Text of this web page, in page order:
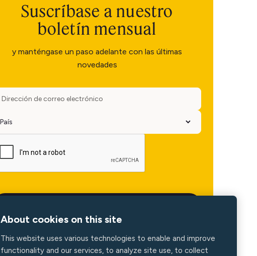
Suscríbase a nuestro
boletín mensual
y manténgase un paso adelante con las últimas
novedades
About cookies on this site
This website uses various technologies to enable and improve
functionality and our services, to analyze site use, to collect